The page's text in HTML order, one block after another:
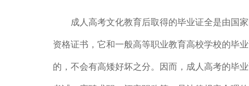
成人高考文化教育后取得的毕业证全是由国家
资格证书，它和一般高等职业教育高校学校的毕
的，不会有高矮好坏之分。因而，成人高考的毕